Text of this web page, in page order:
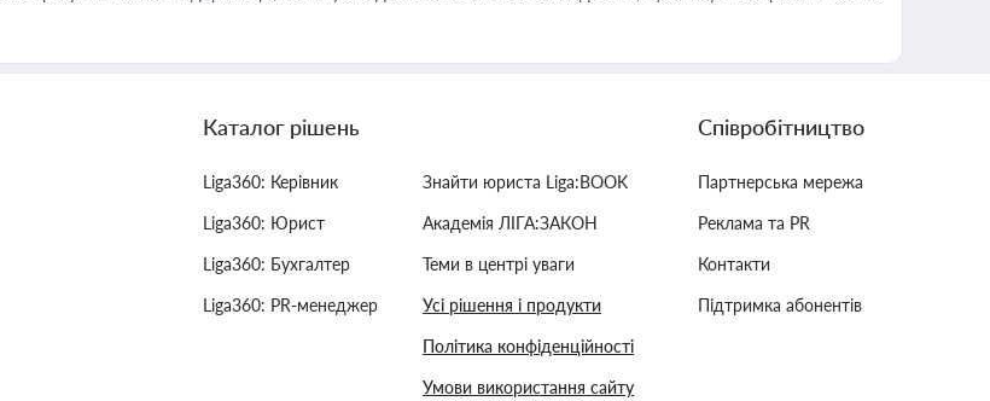
Каталог рішень
Liga360: Керівник
Liga360: Юрист
Liga360: Бухгалтер
Liga360: PR-менеджер
Знайти юриста Liga:BOOK
Академія ЛІГА:ЗАКОН
Теми в центрі уваги
Усі рішення і продукти
Політика конфіденційності
Умови використання сайту
Співробітництво
Партнерська мережа
Реклама та PR
Контакти
Підтримка абонентів